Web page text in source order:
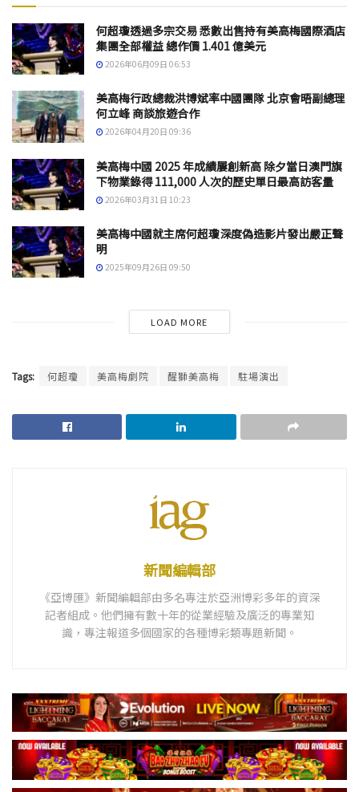
何超瓊透過多宗交易 悉數出售持有美高梅國際酒店
集團全部權益 總作價 1.401 億美元
2026年06月09日 06:53
美高梅行政總裁洪博斌率中國團隊 北京會晤副總理
何立峰 商談旅遊合作
2026年04月20日 09:36
美高梅中國 2025 年成績屢創新高 除夕當日澳門旗
下物業錄得 111,000 人次的歷史單日最高訪客量
2026年03月31日 10:23
美高梅中國就主席何超瓊深度偽造影片發出嚴正聲
明
2025年09月26日 09:50
LOAD MORE
Tags: 何超瓊 美高梅劇院 醒獅美高梅 駐場演出
新聞編輯部
《亞博匯》新聞編輯部由多名專注於亞洲博彩多年的資深
記者組成。他們擁有數十年的從業經驗及廣泛的專業知
識，專注報道多個國家的各種博彩類專題新聞。